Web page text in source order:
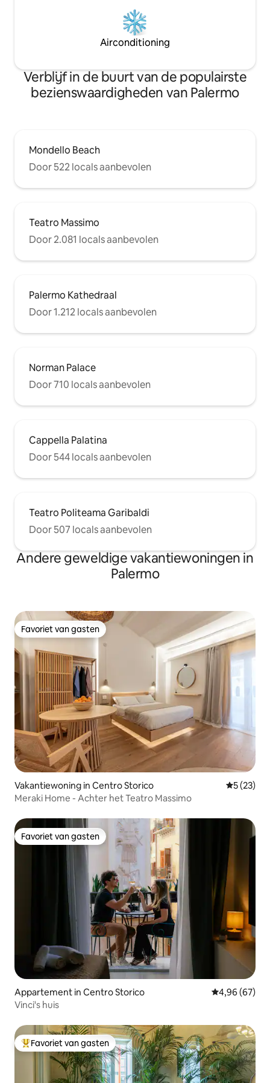
Airconditioning
Verblijf in de buurt van de populairste
bezienswaardigheden van Palermo
Mondello Beach
Door 522 locals aanbevolen
Teatro Massimo
Door 2.081 locals aanbevolen
Palermo Kathedraal
Door 1.212 locals aanbevolen
Norman Palace
Door 710 locals aanbevolen
Cappella Palatina
Door 544 locals aanbevolen
Teatro Politeama Garibaldi
Door 507 locals aanbevolen
Andere geweldige vakantiewoningen in
Palermo
Favoriet van gasten
Favoriet van gasten
Vakantiewoning in Centro Storico
5 (23)
Meraki Home - Achter het Teatro Massimo
Favoriet van gasten
Favoriet van gasten
Appartement in Centro Storico Gemiddelde
4,96 (67)
Vinci's huis
Topfavoriet van gasten
Favoriet van gasten